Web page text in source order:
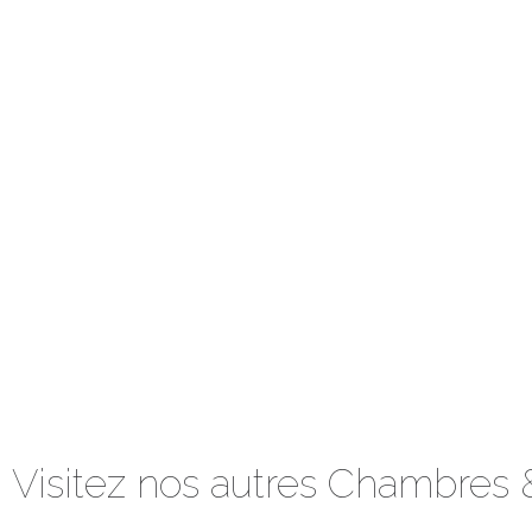
Visitez nos autres Chambres